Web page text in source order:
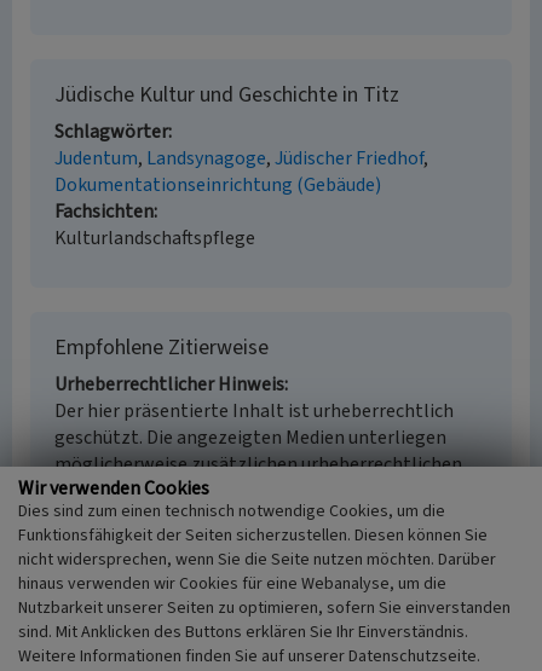
Jüdische Kultur und Geschichte in Titz
Schlagwörter
Judentum Landsynagoge Jüdischer Friedhof
Dokumentationseinrichtung (Gebäude)
Fachsichten
Kulturlandschaftspflege
Empfohlene Zitierweise
Urheberrechtlicher Hinweis
Der hier präsentierte Inhalt ist urheberrechtlich
geschützt. Die angezeigten Medien unterliegen
möglicherweise zusätzlichen urheberrechtlichen
Bedingungen, die an diesen ausgewiesen sind.
Empfohlene Zitierweise
„Jüdische Kultur und Geschichte in Titz”. In:
KuLaDig, Kultur.Landschaft.Digital. URL:
https://www.kuladig.de/Objektansicht/SWB-
202962(Abgerufen: 6. August 2026)
Wir verwenden Cookies
Dies sind zum einen technisch notwendige Cookies, um die
Funktionsfähigkeit der Seiten sicherzustellen. Diesen können Sie
nicht widersprechen, wenn Sie die Seite nutzen möchten. Darüber
hinaus verwenden wir Cookies für eine Webanalyse, um die
Nutzbarkeit unserer Seiten zu optimieren, sofern Sie einverstanden
sind. Mit Anklicken des Buttons erklären Sie Ihr Einverständnis.
Weitere Informationen finden Sie auf unserer Datenschutzseite.